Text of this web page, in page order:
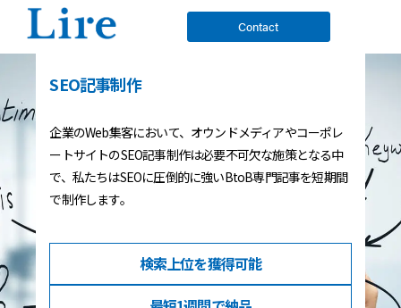
Contact
SEO記事制作
企業のWeb集客において、オウンドメディアやコーポレ
ートサイトのSEO記事制作は必要不可欠な施策となる中
で、私たちはSEOに圧倒的に強いBtoB専門記事を短期間
で制作します。
検索上位を獲得可能